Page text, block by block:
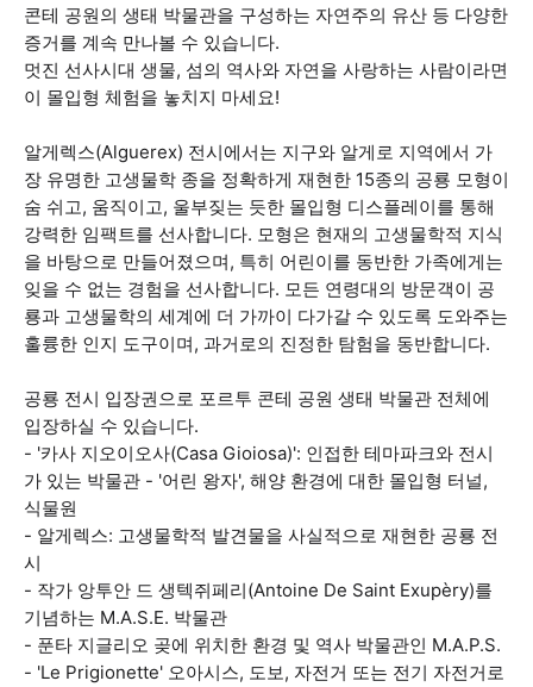
콘테 공원의 생태 박물관을 구성하는 자연주의 유산 등 다양한
증거를 계속 만나볼 수 있습니다.
멋진 선사시대 생물, 섬의 역사와 자연을 사랑하는 사람이라면
이 몰입형 체험을 놓치지 마세요!
알게렉스(Alguerex) 전시에서는 지구와 알게로 지역에서 가
장 유명한 고생물학 종을 정확하게 재현한 15종의 공룡 모형이
숨 쉬고, 움직이고, 울부짖는 듯한 몰입형 디스플레이를 통해
강력한 임팩트를 선사합니다. 모형은 현재의 고생물학적 지식
을 바탕으로 만들어졌으며, 특히 어린이를 동반한 가족에게는
잊을 수 없는 경험을 선사합니다. 모든 연령대의 방문객이 공
룡과 고생물학의 세계에 더 가까이 다가갈 수 있도록 도와주는
훌륭한 인지 도구이며, 과거로의 진정한 탐험을 동반합니다.
공룡 전시 입장권으로 포르투 콘테 공원 생태 박물관 전체에
입장하실 수 있습니다.
- '카사 지오이오사(Casa Gioiosa)': 인접한 테마파크와 전시
가 있는 박물관 - '어린 왕자', 해양 환경에 대한 몰입형 터널,
식물원
- 알게렉스: 고생물학적 발견물을 사실적으로 재현한 공룡 전
시
- 작가 앙투안 드 생텍쥐페리(Antoine De Saint Exupèry)를
기념하는 M.A.S.E. 박물관
- 푼타 지글리오 곶에 위치한 환경 및 역사 박물관인 M.A.P.S.
- 'Le Prigionette' 오아시스, 도보, 자전거 또는 전기 자전거로